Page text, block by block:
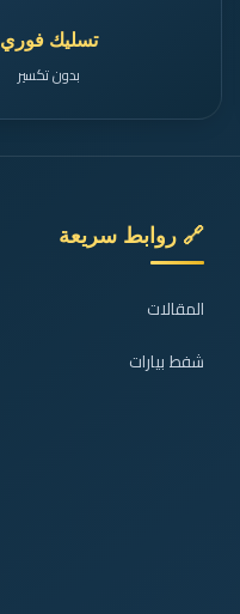
تسليك فوري
بدون تكسير
🔗 روابط سريعة
المقالات
شفط بيارات